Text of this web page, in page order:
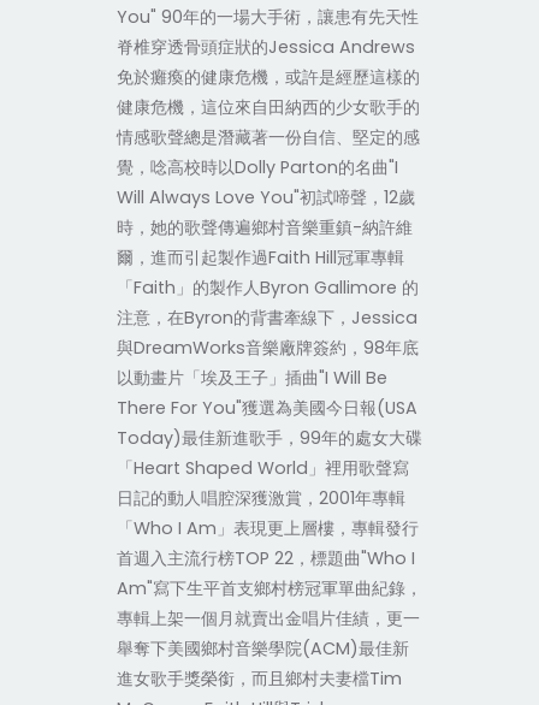
You" 90年的一場大手術，讓患有先天性
脊椎穿透骨頭症狀的Jessica Andrews
免於癱瘓的健康危機，或許是經歷這樣的
健康危機，這位來自田納西的少女歌手的
情感歌聲總是潛藏著一份自信、堅定的感
覺，唸高校時以Dolly Parton的名曲"I
Will Always Love You"初試啼聲，12歲
時，她的歌聲傳遍鄉村音樂重鎮-納許維
爾，進而引起製作過Faith Hill冠軍專輯
「Faith」的製作人Byron Gallimore 的
注意，在Byron的背書牽線下，Jessica
與DreamWorks音樂廠牌簽約，98年底
以動畫片「埃及王子」插曲"I Will Be
There For You"獲選為美國今日報(USA
Today)最佳新進歌手，99年的處女大碟
「Heart Shaped World」裡用歌聲寫
日記的動人唱腔深獲激賞，2001年專輯
「Who I Am」表現更上層樓，專輯發行
首週入主流行榜TOP 22，標題曲"Who I
Am"寫下生平首支鄉村榜冠軍單曲紀錄，
專輯上架一個月就賣出金唱片佳績，更一
舉奪下美國鄉村音樂學院(ACM)最佳新
進女歌手獎榮銜，而且鄉村夫妻檔Tim